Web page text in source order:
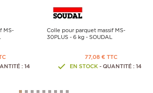
MS-
: 14
Colle pour parquet massif MS-
30PLUS - 6 kg - SOUDAL
77,08 € TTC
EN STOCK- QUANTITÉ : 14